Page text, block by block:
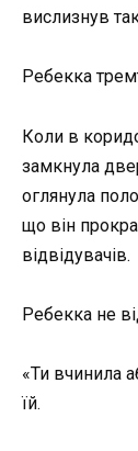
вислизнув
Ребекка
Коли в
замкнула
оглянула
що він
відвідувачів.
Ребекка не
«Ти вчинила
їй.